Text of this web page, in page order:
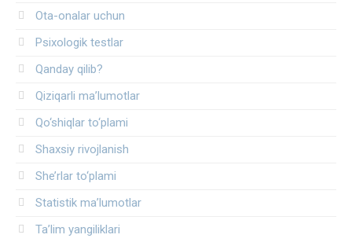
Ota-onalar uchun
Psixologik testlar
Qanday qilib?
Qiziqarli ma’lumotlar
Qo‘shiqlar to‘plami
Shaxsiy rivojlanish
She’rlar to‘plami
Statistik ma’lumotlar
Ta’lim yangiliklari